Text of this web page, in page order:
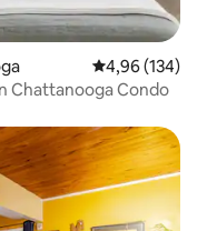
4,96 (134)
Chattanooga Condo